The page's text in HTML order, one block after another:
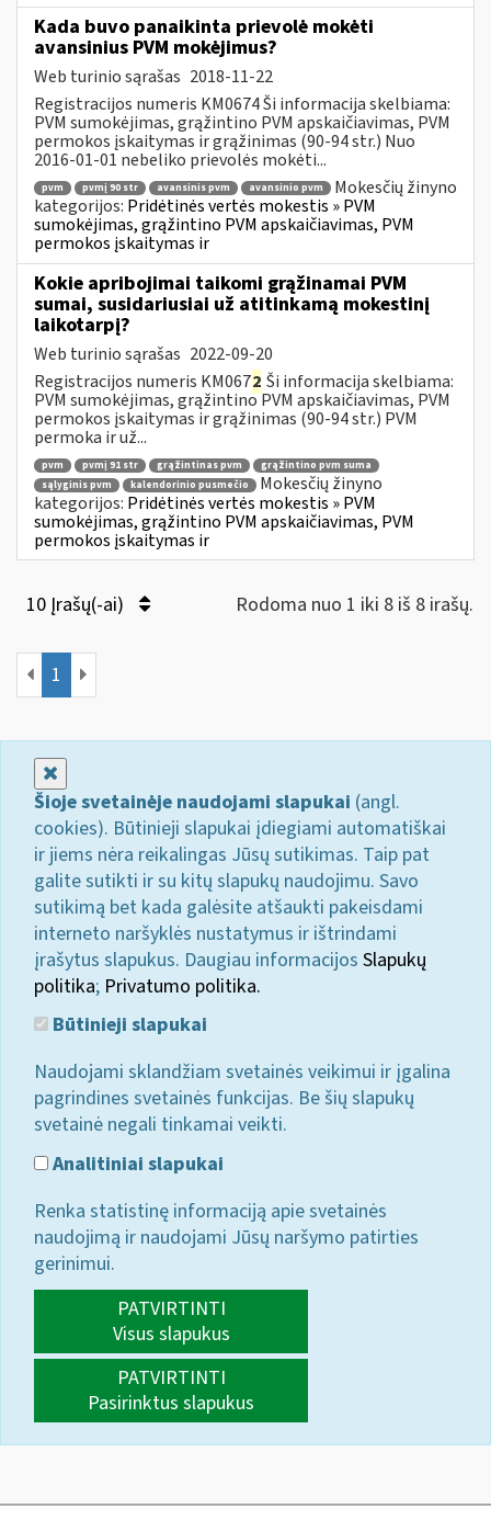
Kada buvo panaikinta prievolė mokėti
avansinius PVM mokėjimus?
Web turinio sąrašas 2018-11-22
Registracijos numeris KM0674 Ši informacija skelbiama:
PVM sumokėjimas, grąžintino PVM apskaičiavimas, PVM
permokos įskaitymas ir grąžinimas (90-94 str.) Nuo
2016-01-01 nebeliko prievolės mokėti...
pvm pvmį 90 str avansinis pvm avansinio pvm
Mokesčių žinyno
kategorijos: Pridėtinės vertės mokestis » PVM
sumokėjimas, grąžintino PVM apskaičiavimas, PVM
permokos įskaitymas ir
Kokie apribojimai taikomi grąžinamai PVM
sumai, susidariusiai už atitinkamą mokestinį
laikotarpį?
Web turinio sąrašas 2022-09-20
Registracijos numeris KM0672 Ši informacija skelbiama:
PVM sumokėjimas, grąžintino PVM apskaičiavimas, PVM
permokos įskaitymas ir grąžinimas (90-94 str.) PVM
permoka ir už...
pvm pvmį 91 str grąžintinas pvm
grąžintino pvm suma
sąlyginis pvm
kalendorinio pusmečio
Mokesčių žinyno
kategorijos: Pridėtinės vertės mokestis » PVM
sumokėjimas, grąžintino PVM apskaičiavimas, PVM
permokos įskaitymas ir
10 Įrašų(-ai) Rodoma nuo 1 iki 8 iš 8 irašų.
1
Šioje svetainėje naudojami slapukai (angl.
cookies). Būtinieji slapukai įdiegiami automatiškai
ir jiems nėra reikalingas Jūsų sutikimas. Taip pat
galite sutikti ir su kitų slapukų naudojimu. Savo
sutikimą bet kada galėsite atšaukti pakeisdami
interneto naršyklės nustatymus ir ištrindami
įrašytus slapukus. Daugiau informacijos Slapukų
politika; Privatumo politika.
Būtinieji slapukai
Naudojami sklandžiam svetainės veikimui ir įgalina
pagrindines svetainės funkcijas. Be šių slapukų
svetainė negali tinkamai veikti.
Analitiniai slapukai
Renka statistinę informaciją apie svetainės
naudojimą ir naudojami Jūsų naršymo patirties
gerinimui.
PATVIRTINTI
Visus slapukus
PATVIRTINTI
Pasirinktus slapukus